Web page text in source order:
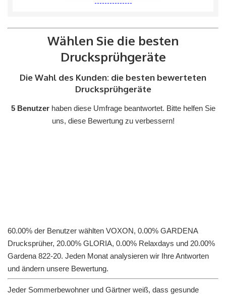
Wählen Sie die besten
Drucksprühgeräte
Die Wahl des Kunden: die besten bewerteten
Drucksprühgeräte
5 Benutzerhaben diese Umfrage beantwortet. Bitte helfen Sie
uns, diese Bewertung zu verbessern!
60.00% der Benutzer wählten VOXON, 0.00% GARDENA
Drucksprüher, 20.00% GLORIA, 0.00% Relaxdays und 20.00%
Gardena 822-20. Jeden Monat analysieren wir Ihre Antworten
und ändern unsere Bewertung.
Jeder Sommerbewohner und Gärtner weiß, dass gesunde